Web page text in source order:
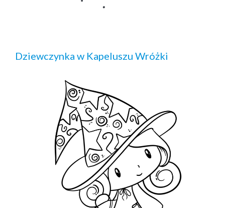
Dziewczynka w Kapeluszu Wróżki